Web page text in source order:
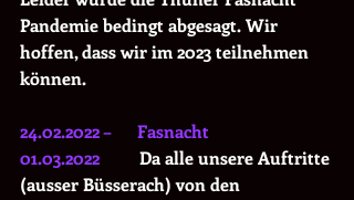
Pandemie bedingt abgesagt. Wir
hoffen, dass wir im 2023 teilnehmen
können.
24.02.2022 –      Fasnacht
01.03.2022 Da alle unsere Auftritte
(ausser Büsserach) von den